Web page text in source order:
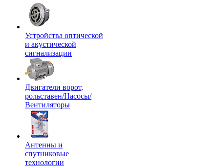
Устройства оптической
и акустической
сигнализации
Двигатели ворот,
рольставен/Насосы/
Вентиляторы
Антенны и
спутниковые
технологии